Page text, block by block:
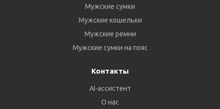
Мужские сумки
Мужские кошельки
Мужские ремни
Мужские сумки на пояс
Контакты
AI-ассистент
О нас